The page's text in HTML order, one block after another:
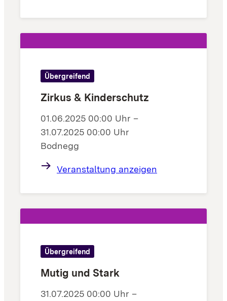
Übergreifend
Zirkus & Kinderschutz
01.06.2025 00:00 Uhr –
31.07.2025 00:00 Uhr
Bodnegg
Veranstaltung anzeigen
Übergreifend
Mutig und Stark
31.07.2025 00:00 Uhr –